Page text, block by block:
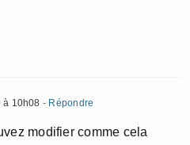
à 10h08 - Répondre
modifier comme cela